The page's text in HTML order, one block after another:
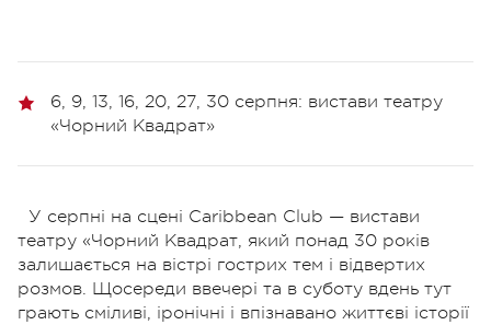
6, 9, 13, 16, 20, 27, 30 серпня: вистави театру
«Чорний Квадрат»
У серпні на сцені Caribbean Club — вистави
театру «Чорний Квадрат, який понад 30 років
залишається на вістрі гострих тем і відвертих
розмов. Щосереди ввечері та в суботу вдень тут
грають сміливі, іронічні і впізнавано життєві історії